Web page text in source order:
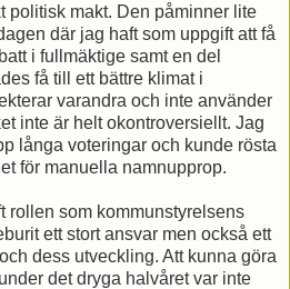
politisk makt. Den påminner lite
där jag haft som uppgift att få
i fullmäktige samt en del
få till ett bättre klimat i
varandra och inte använder
inte är helt okontroversiellt. Jag
långa voteringar och kunde rösta
för manuella namnupprop.
rollen som kommunstyrelsens
ett stort ansvar men också ett
dess utveckling. Att kunna göra
det dryga halvåret var inte